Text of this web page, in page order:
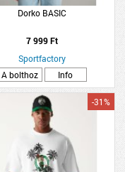
Dorko BASIC
7 999 Ft
Sportfactory
A bolthoz
Info
-31%